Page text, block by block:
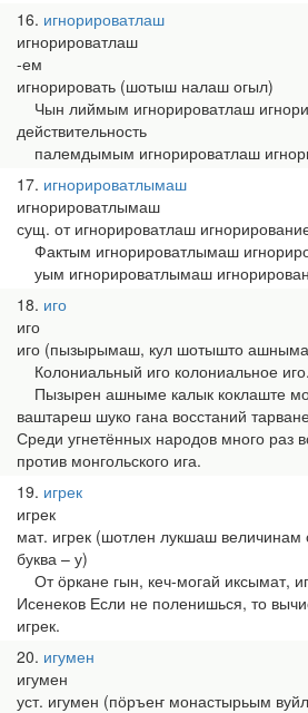
16 игнорироватлаш
игнорироватлаш
-ем
игнорировать (шотыш налаш огыл)
Чын лиймым игнорироватлаш
действительность
палемдымым игнорироватлаш
17 игнорироватлымаш
игнорироватлымаш
сущ. от игнорироватлаш
Фактым игнорироватлымаш
уым игнорироватлымаш
18 иго
иго
иго (пызырымаш, кул шотышто
Колониальный иго колониальное иго.
Пызырен ашныме калык коклаште
ваштареш шуко гана восстаний
Среди угнетённых народов много раз
против монгольского ига.
19 игрек
игрек
мат. игрек (шотлен лукшаш величинам
буква – у)
От ӧркане гын, кеч-могай иксымат,
Исенеков Если не поленишься, то
игрек.
20 игумен
игумен
уст. игумен (пӧръеҥ монастырьым